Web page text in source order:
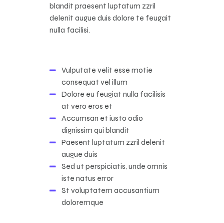
blandit praesent luptatum zzril
delenit augue duis dolore te feugait
nulla facilisi.
Vulputate velit esse motie
consequat vel illum
Dolore eu feugiat nulla facilisis
at vero eros et
Accumsan et iusto odio
dignissim qui blandit
Paesent luptatum zzril delenit
augue duis
Sed ut perspiciatis, unde omnis
iste natus error
St voluptatem accusantium
doloremque